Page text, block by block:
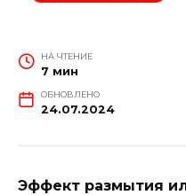
НА ЧТЕНИЕ
7 мин
ОБНОВЛЕНО
24.07.2024
Эффект размытия